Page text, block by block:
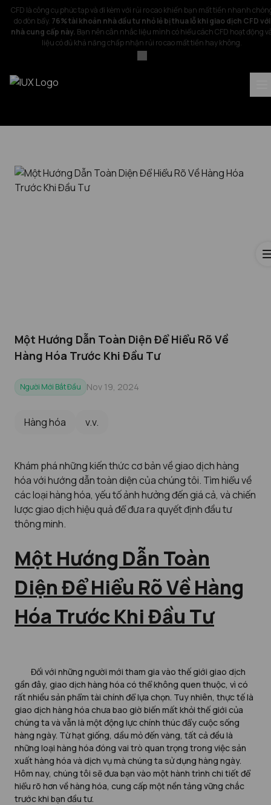
CFD là công cụ phức tạp và đi kèm với rủi ro cao khiến bạn mất tiền nhanh
do đòn bẩy. 76% tài khoản nhà đầu tư nhỏ lẻ bị thua lỗ khi giao dịch CFD với
nhà cung cấp này. Bạn nên cân nhắc liệu mình có hiểu cách CFD hoạt động
liệu có đủ khả năng chấp nhận rủi ro cao mất tiền hay không.
Một Hướng Dẫn Toàn Diện Để Hiểu Rõ Về
Hàng Hóa Trước Khi Đầu Tư
Người Mới Bắt Đầu Nov 19, 2024
Hàng hóa v.v.
Khám phá những kiến thức cơ bản về giao dịch hàng
hóa với hướng dẫn toàn diện của chúng tôi. Tìm hiểu về
các loại hàng hóa, yếu tố ảnh hưởng đến giá cả, và chiến
lược giao dịch hiệu quả để đưa ra quyết định đầu tư
thông minh.
Một Hướng Dẫn Toàn
Diện Để Hiểu Rõ Về Hàng
Hóa Trước Khi Đầu Tư
Đối với những người mới tham gia vào thế giới giao dịch
gần đây, giao dịch hàng hóa có thể không quen thuộc, vì có
rất nhiều sản phẩm tài chính để lựa chọn. Tuy nhiên, thực tế là
giao dịch hàng hóa chưa bao giờ biến mất khỏi thế giới của
chúng ta và vẫn là một động lực chính thúc đẩy cuộc sống
hàng ngày. Từ hạt giống, dầu mỏ đến vàng, tất cả đều là
những loại hàng hóa đóng vai trò quan trọng trong việc sản
xuất hàng hóa và dịch vụ mà chúng ta sử dụng hàng ngày.
Hôm nay, chúng tôi sẽ đưa bạn vào một hành trình chi tiết để
hiểu rõ hơn về hàng hóa, cung cấp một nền tảng vững chắc
trước khi bạn đầu tư.